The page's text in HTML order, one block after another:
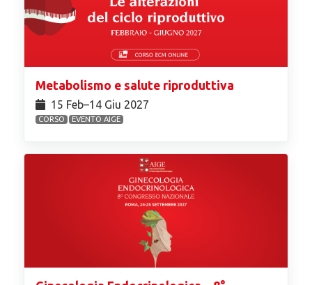
Metabolismo e salute riproduttiva
15 Feb⁠–14 Giu 2027
CORSO EVENTO AIGE